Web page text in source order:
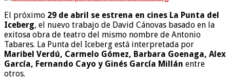
El próximo 29 de abril se estrena en cines La Punta del
Iceberg, el nuevo trabajo de David Cánovas basado en la
exitosa obra de teatro del mismo nombre de Antonio
Tabares. La Punta del Iceberg está interpretada por
Maribel Verdú, Carmelo Gómez, Barbara Goenaga, Alex
García, Fernando Cayo y Ginés García Millán entre
otros.